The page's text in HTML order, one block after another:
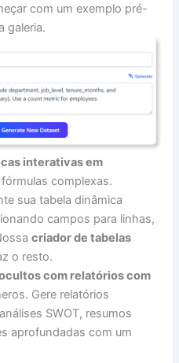
com um exemplo pré-
galeria.
interativas em
complexas.
sua tabela dinâmica
campos para linhas,
criador de tabelas
o resto.
com relatórios com
Gere relatórios
SWOT, resumos
aprofundadas com um